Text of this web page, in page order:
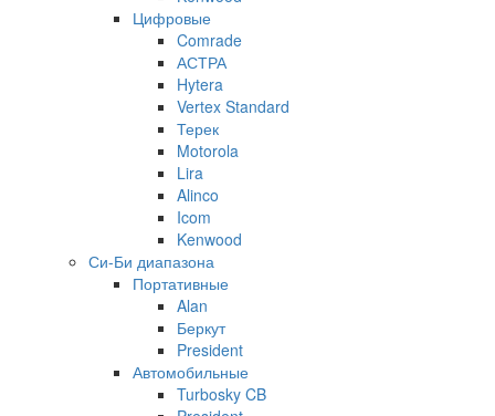
Цифровые
Comrade
АСТРА
Hytera
Vertex Standard
Терек
Motorola
Lira
Alinco
Icom
Kenwood
Си-Би диапазона
Портативные
Alan
Беркут
President
Автомобильные
Turbosky CB